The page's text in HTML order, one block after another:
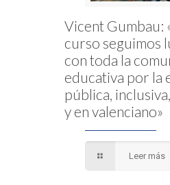
Vicent Gumbau:
curso seguimos
con toda la
educativa por la
pública,
y en valenciano»
Leer más